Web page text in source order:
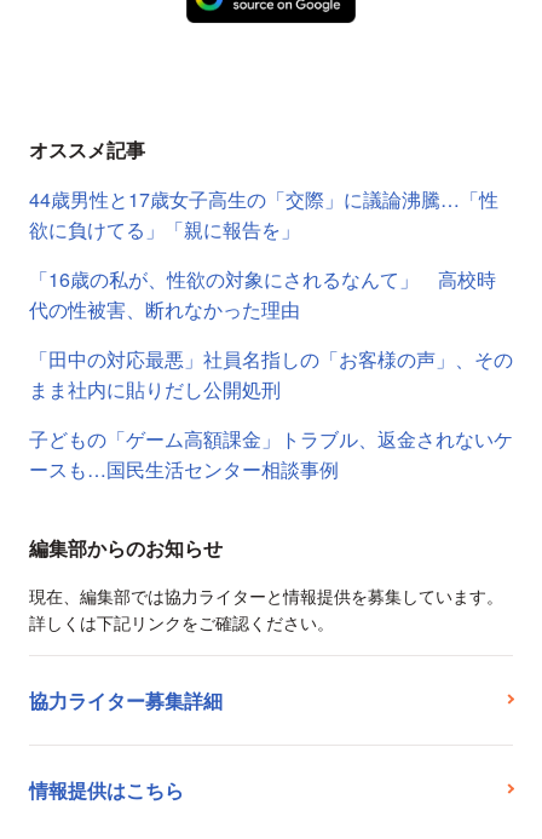
オススメ記事
44歳男性と17歳女子高生の「交際」に議論沸騰…「性
欲に負けてる」「親に報告を」
「16歳の私が、性欲の対象にされるなんて」 高校時
代の性被害、断れなかった理由
「田中の対応最悪」社員名指しの「お客様の声」、その
まま社内に貼りだし公開処刑
子どもの「ゲーム高額課金」トラブル、返金されないケ
ースも…国民生活センター相談事例
編集部からのお知らせ
現在、編集部では協力ライターと情報提供を募集しています。
詳しくは下記リンクをご確認ください。
協力ライター募集詳細
情報提供はこちら